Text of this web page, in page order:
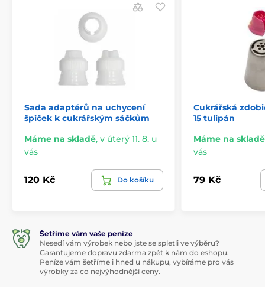
Sada adaptérů na uchycení
špiček k cukrářským sáčkům
Máme na skladě, v úterý 11. 8. u
vás
120 Kč Do košíku
Cukrářská
15 tulipán
Máme na skladě
vás
79 Kč
Šetříme vám vaše peníze
Nesedí vám výrobek nebo jste se spletli ve výběru?
Garantujeme dopravu zdarma zpět k nám do eshopu.
Peníze vám šetříme i hned u nákupu, vybíráme pro vás
výrobky za co nejvýhodnější ceny.